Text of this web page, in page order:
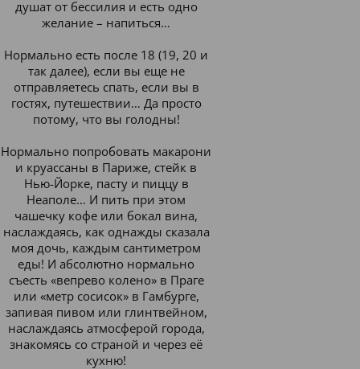
душат от бессилия и есть одно
желание – напиться…
Нормально есть после 18 (19, 20 и
так далее), если вы еще не
отправляетесь спать, если вы в
гостях, путешествии… Да просто
потому, что вы голодны!
Нормально попробовать макарони
и круассаны в Париже, стейк в
Нью-Йорке, пасту и пиццу в
Неаполе… И пить при этом
чашечку кофе или бокал вина,
наслаждаясь, как однажды сказала
моя дочь, каждым сантиметром
еды! И абсолютно нормально
съесть «вепрево колено» в Праге
или «метр сосисок» в Гамбурге,
запивая пивом или глинтвейном,
наслаждаясь атмосферой города,
знакомясь со страной и через её
кухню!